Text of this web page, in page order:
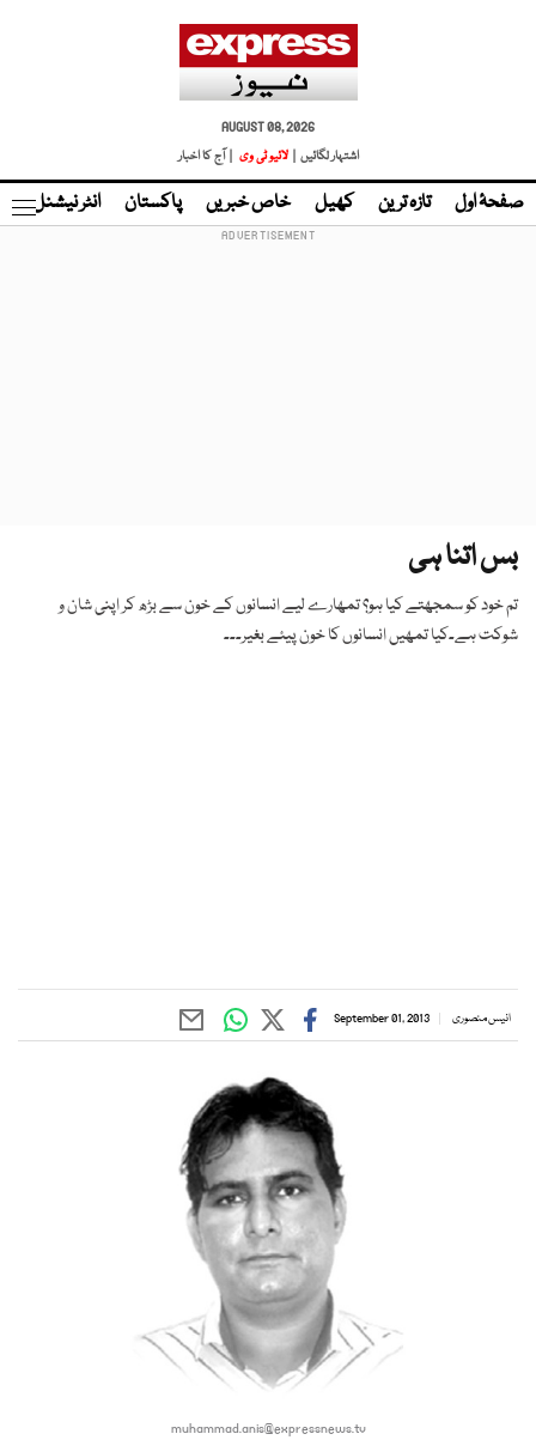
AUGUST 08, 2026
اشتہار لگائیں |
لائیو ٹی وی | آج کا اخبار
صفحۂ اول تازہ ترین کھیل خاص خبریں پاکستان انٹر نیشنل
بس اتنا ہی
تم خود کو سمجھتے کیا ہو؟ تمھارے لیے انسانوں کے خون سے بڑھ کر اپنی شان و
شوکت ہے۔کیا تمھیں انسانوں کا خون پیئے بغیر۔۔۔
انیس منصوری September 01, 2013
muhammad.anis@expressnews.tv